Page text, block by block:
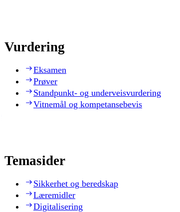
Vurdering
Eksamen
Prøver
Standpunkt- og underveisvurdering
Vitnemål og kompetansebevis
Temasider
Sikkerhet og beredskap
Læremidler
Digitalisering